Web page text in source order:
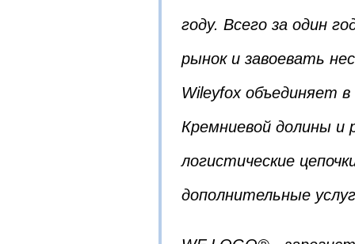
году. Всего за один
рынок и завоевать
Wileyfox объединяет
Кремниевой долины и
логистические
дополнительные